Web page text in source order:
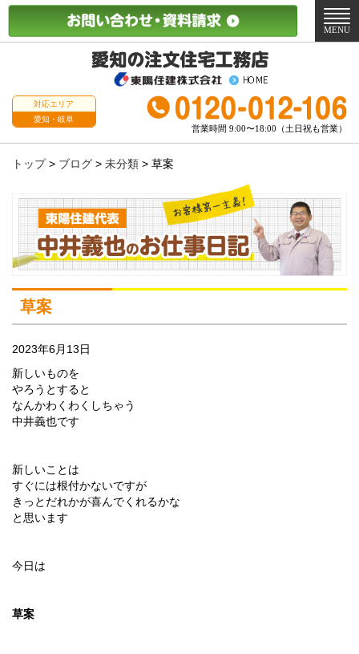
対応エリア
愛知・岐阜
営業時間 9:00〜18:00（土日祝も営業）
メ
ニ
MENU
トップ> ブログ > 未分類 > 草案
草案
2023年6月13日
新しいものを
やろうとすると
なんかわくわくしちゃう
中井義也です
新しいことは
すぐには根付かないですが
きっとだれかが喜んでくれるかな
と思います
今日は
草案